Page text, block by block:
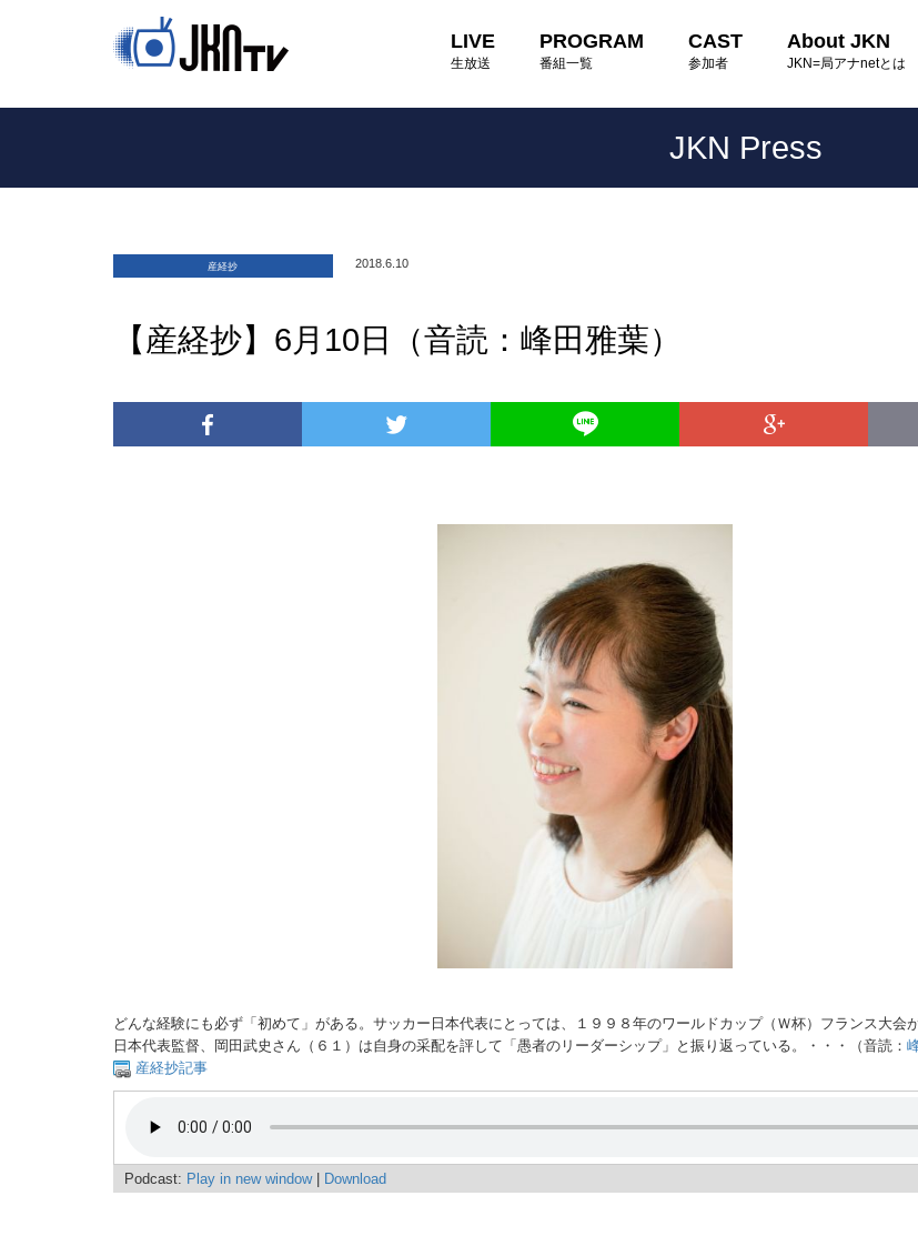
LIVE
生放送
PROGRAM
番組一覧
CAST
参加者
About JKN
JKN=局アナnetとは
JKN Press
産経抄 2018.6.10
【産経抄】6月10日（音読：峰田雅葉）
どんな経験にも必ず「初めて」がある。サッカー日本代表にとっては、１９９８年のワールドカップ（Ｗ杯）フランス大会
日本代表監督、岡田武史さん（６１）は自身の采配を評して「愚者のリーダーシップ」と振り返っている。・・・（音読：
産経抄記事
Podcast: Play in new window| Download